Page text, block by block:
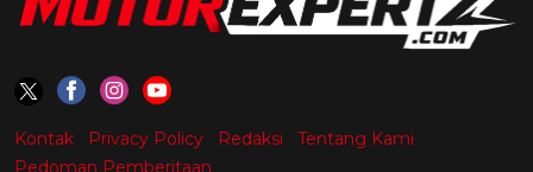
Kontak Privacy Policy Redaksi
Tentang Kami
Pedoman Pemberitaan